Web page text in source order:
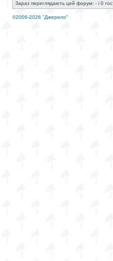
Зараз переглядають цей форум: - і 0
©2006-2026 "Джерело"